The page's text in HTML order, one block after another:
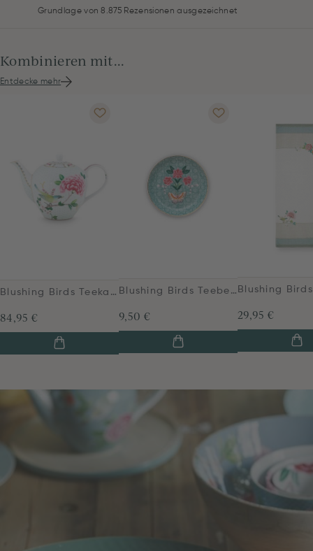
Grundlage von 8.875 Rezensionen ausgezeichnet
Kombinieren mit...
Entdecke mehr
Blushing Birds Teekanne groß weiß
84,95 €
Blushing Birds Teebeutelablage 9 cm blau
9,50 € 29,95 €